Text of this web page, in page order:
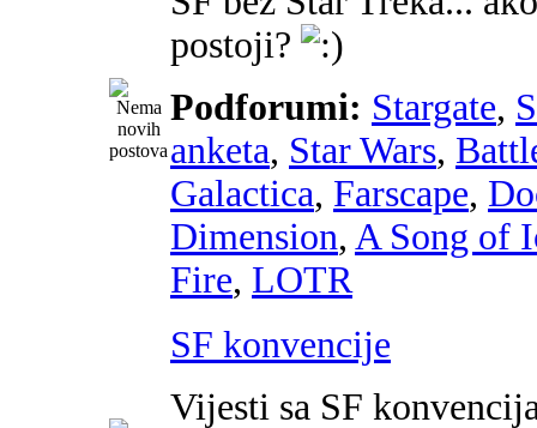
postoji?
Podforumi: Stargate,
anketa, Star Wars,
Galactica, Farscape,
Dimension, A Song of
Fire, LOTR
SF konvencije
Vijesti sa SF